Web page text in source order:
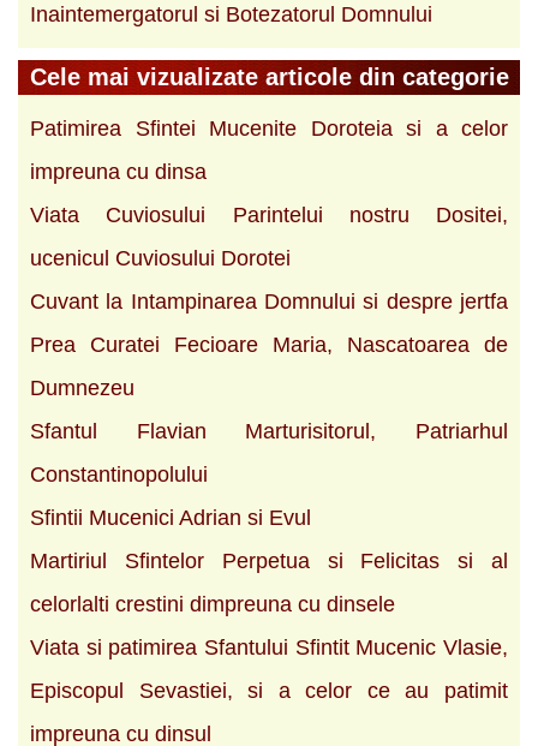
Inaintemergatorul si Botezatorul Domnului
Cele mai vizualizate articole din categorie
Patimirea Sfintei Mucenite Doroteia si a celor
impreuna cu dinsa
Viata Cuviosului Parintelui nostru Dositei,
ucenicul Cuviosului Dorotei
Cuvant la Intampinarea Domnului si despre jertfa
Prea Curatei Fecioare Maria, Nascatoarea de
Dumnezeu
Sfantul Flavian Marturisitorul, Patriarhul
Constantinopolului
Sfintii Mucenici Adrian si Evul
Martiriul Sfintelor Perpetua si Felicitas si al
celorlalti crestini dimpreuna cu dinsele
Viata si patimirea Sfantului Sfintit Mucenic Vlasie,
Episcopul Sevastiei, si a celor ce au patimit
impreuna cu dinsul